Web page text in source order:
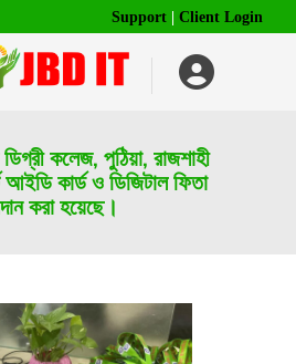
Support Client Login
ডিগ্রী কলেজ, পুঠিয়া, রাজশাহী
আইডি কার্ড ও ডিজিটাল ফিতা
করা হয়েছে।